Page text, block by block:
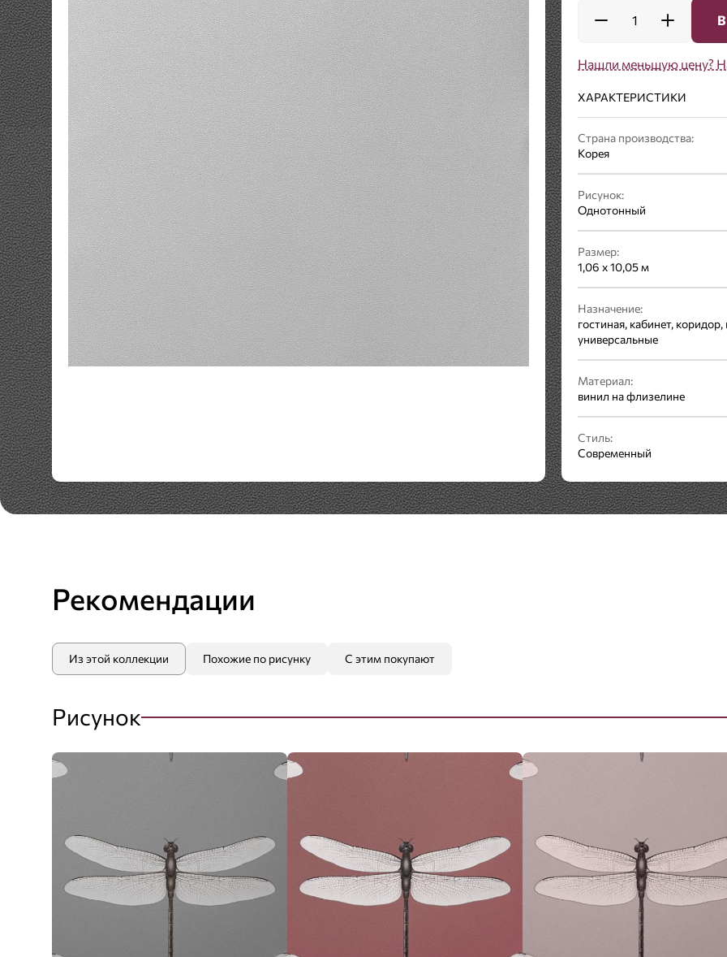
1
Нашли меньшую цену?
ХАРАКТЕРИСТИКИ
Страна производства:
Корея
Рисунок:
Однотонный
Размер:
1,06 x 10,05 м
Назначение:
гостиная, кабинет,
универсальные
Материал:
винил на флизелине
Стиль:
Современный
Рекомендации
Из этой коллекции Похожие по рисунку С этим покупают
Рисунок